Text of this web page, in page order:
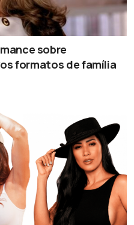
sobre
formatos de família